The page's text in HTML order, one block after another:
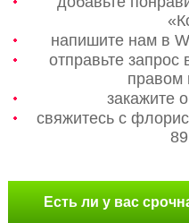
напишите нам в
отправьте запрос
правом
закажите
свяжитесь с
Есть ли у вас